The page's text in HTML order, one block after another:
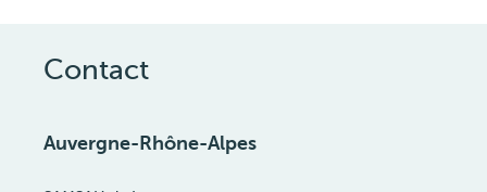
Contact
Auvergne-Rhône-Alpes